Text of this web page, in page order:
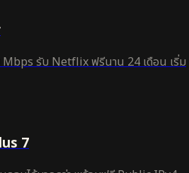
รับ Netflix ฟรีนาน 24 เดือน เริ่ม
7